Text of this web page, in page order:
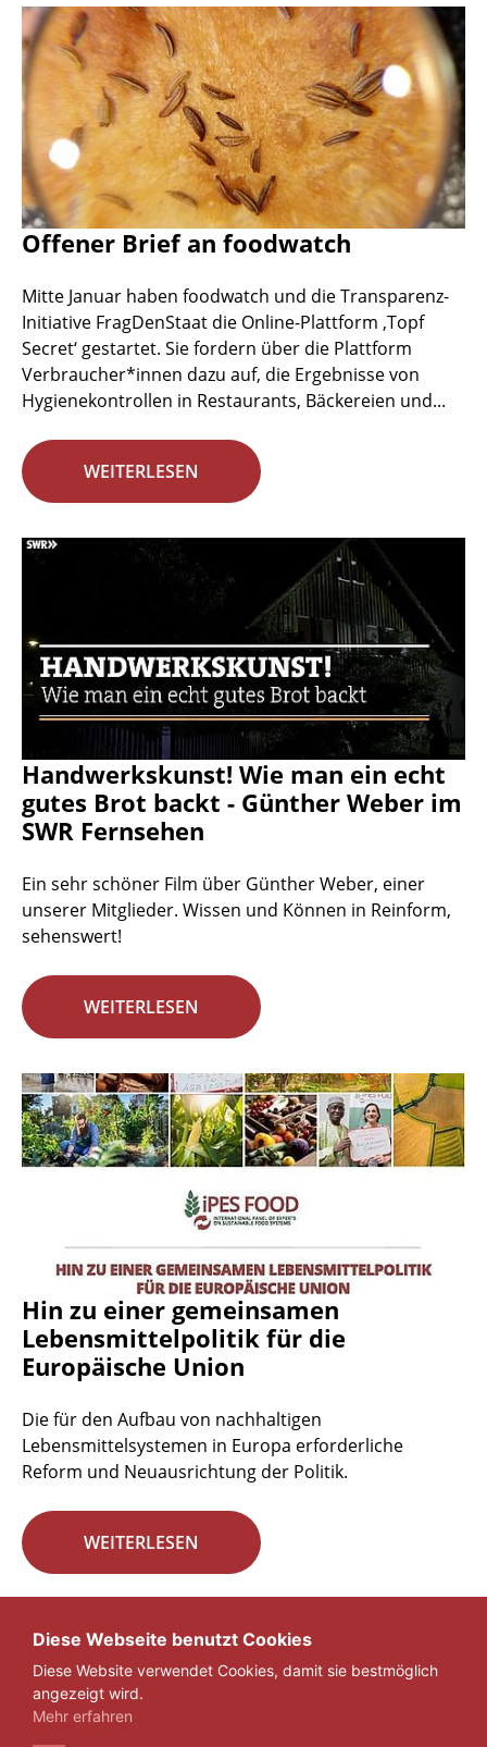
Offener Brief an foodwatch
Mitte Januar haben foodwatch und die Transparenz-
Initiative FragDenStaat die Online-Plattform ‚Topf
Secret‘ gestartet. Sie fordern über die Plattform
Verbraucher*innen dazu auf, die Ergebnisse von
Hygienekontrollen in Restaurants, Bäckereien und...
WEITERLESEN
Handwerkskunst! Wie man ein echt
gutes Brot backt - Günther Weber im
SWR Fernsehen
Ein sehr schöner Film über Günther Weber, einer
unserer Mitglieder. Wissen und Können in Reinform,
sehenswert!
WEITERLESEN
Hin zu einer gemeinsamen
Lebensmittelpolitik für die
Europäische Union
Die für den Aufbau von nachhaltigen
Lebensmittelsystemen in Europa erforderliche
Reform und Neuausrichtung der Politik.
WEITERLESEN
« 1 ... 27 28 29
Diese Webseite benutzt Cookies
Diese Website verwendet Cookies, damit sie bestmöglich
angezeigt wird.
Mehr erfahren